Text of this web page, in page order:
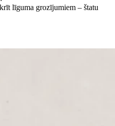
līguma grozījumiem – štatu